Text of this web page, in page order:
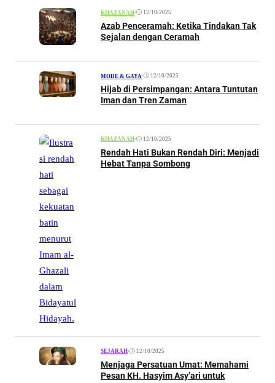
KHAZANAH• 12/10/2025
Azab Penceramah: Ketika Tindakan Tak
Sejalan dengan Ceramah
MODE & GAYA • 12/10/2025
Hijab di Persimpangan: Antara Tuntutan
Iman dan Tren Zaman
KHAZANAH• 12/10/2025
Rendah Hati Bukan Rendah Diri: Menjadi
Hebat Tanpa Sombong
SEJARAH• 12/10/2025
Menjaga Persatuan Umat: Memahami
Pesan KH. Hasyim Asy’ari untuk